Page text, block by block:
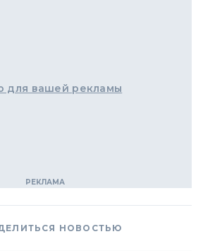
для вашей рекламы
НОВОСТЬЮ